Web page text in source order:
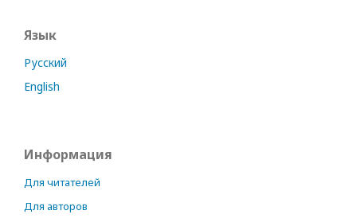
Язык
Русский
English
Информация
Для читателей
Для авторов